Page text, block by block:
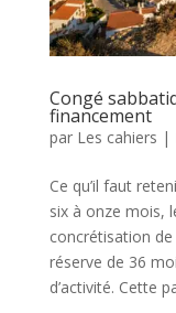
Congé
financement
par Les cahiers |
Ce qu’il faut
six à onze mois,
concrétisation
réserve de 36
d’activité. Cette